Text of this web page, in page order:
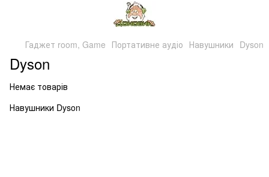
Гаджет room, Game Портативне аудіо Навушники Dyson
Dyson
Немає товарів
Навушники Dyson